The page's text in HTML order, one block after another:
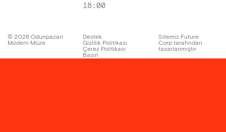
18:00
© 2026 Odunpazarı
Modern Müze
Destek
Gizlilik Politikası
Çerez Politikası
Basın
Sitemiz Future
Corp tarafından
tasarlanmıştır